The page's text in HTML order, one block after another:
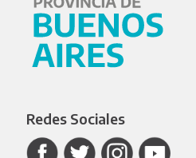
Redes Sociales